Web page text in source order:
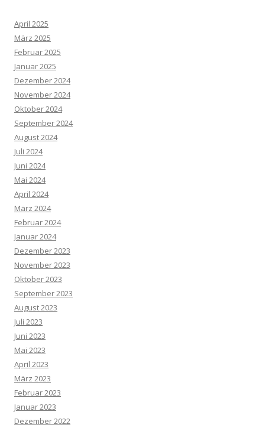
April 2025
März 2025
Februar 2025
Januar 2025
Dezember 2024
November 2024
Oktober 2024
September 2024
August 2024
Juli 2024
Juni 2024
Mai 2024
April 2024
März 2024
Februar 2024
Januar 2024
Dezember 2023
November 2023
Oktober 2023
September 2023
August 2023
Juli 2023
Juni 2023
Mai 2023
April 2023
März 2023
Februar 2023
Januar 2023
Dezember 2022